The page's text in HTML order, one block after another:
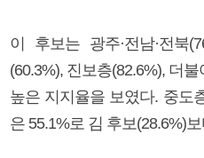
이 후보는 광주·전남·전북
(60.3%), 진보층(82.6%), 더
높은 지지율을 보였다. 중도
은 55.1%로 김 후보(28.6%)